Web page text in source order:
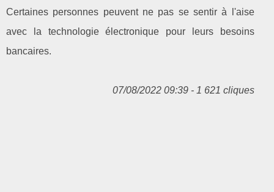
Certaines personnes peuvent ne pas se sentir à l'aise
avec la technologie électronique pour leurs besoins
bancaires.
07/08/2022 09:39 - 1 621 cliques